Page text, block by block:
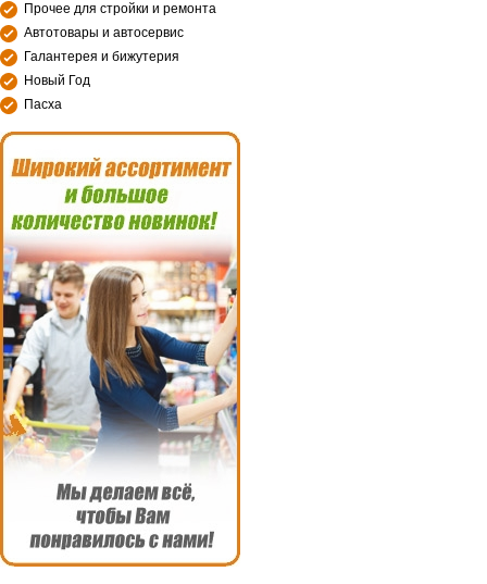
Прочее для стройки и ремонта
Автотовары и автосервис
Галантерея и бижутерия
Новый Год
Пасха